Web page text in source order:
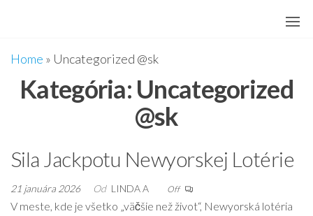
obsah
Home » Uncategorized @sk
Kategória: Uncategorized
@sk
Sila Jackpotu Newyorskej Lotérie
21 januára 2026 Od LINDA A Off
V meste, kde je všetko „väčšie než život“, Newyorská lotéria